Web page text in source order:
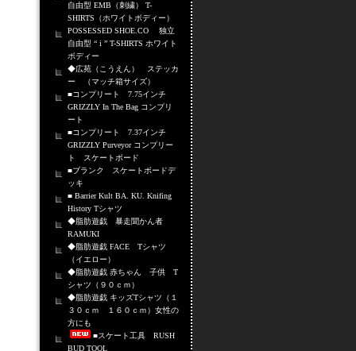
自由型 EMB（刺繍） T-
SHIRTS（ホワイトボディー）
POSSESSED SHOE.CO 独立
自由型 “ i ” T-SHIRTS ホワイト
ボディー
◆広苑（こうえん） ステッカ
ー （マッチ箱サイズ）
■コンプリート 7.75インチ
GRIZZLY In The Bag コンプリ
ート
■コンプリート 7.37インチ
GRIZZLY Purveyor コンプリー
ト スケートボード
■ブランク スケートボードデ
ッキ
■ Barrier Kult BA. KU. Knifing
History Tシャツ
◆脂肪遊戯 暴走聞かん者
RAMUKI
◆脂肪遊戯 FACE Tシャツ
（イエロー）
◆脂肪遊戯 赤ちゃん 子供 T
シャツ（９０ｃｍ）
◆脂肪遊戯 キッズTシャツ（１
３０ｃｍ １６０ｃｍ）女性の
方にも
■スケート工具 RUSH
BUD TOOL